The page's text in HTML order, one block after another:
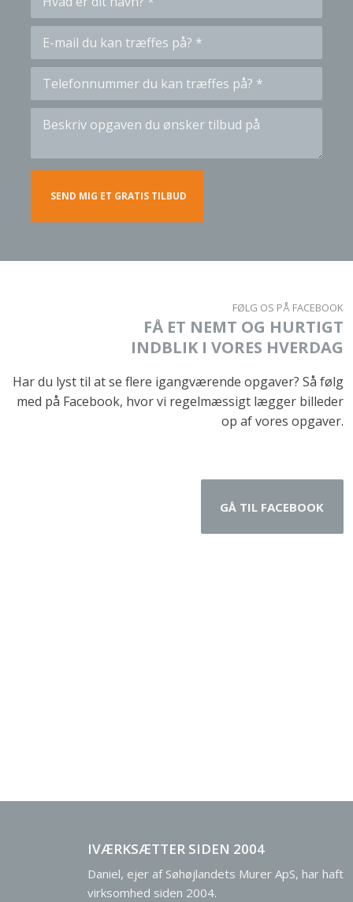
FØLG OS PÅ FACEBOOK​
FÅ ET NEMT OG HURTIGT
​INDBLIK I VORES HVERDAG
Har du lyst til at se flere igangværende opgaver? Så følg
med på Facebook, hvor vi regelmæssigt lægger billeder
op af vores opgaver.
GÅ TIL FACEBOOK​
​IVÆRKSÆTTER SIDEN 2004
Daniel, ejer af Søhøjlandets Murer ApS, har haft
virksomhed siden 2004.